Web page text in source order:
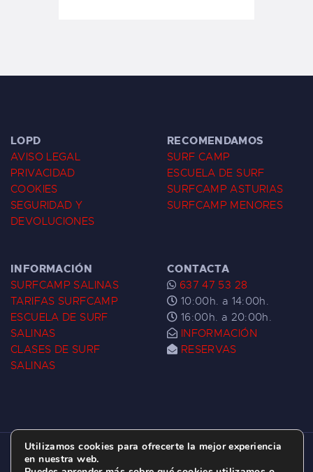
LOPD
AVISO LEGAL
PRIVACIDAD
COOKIES
SEGURIDAD Y
DEVOLUCIONES
RECOMENDAMOS
SURF CAMP
ESCUELA DE SURF
SURFCAMP ASTURIAS
SURFCAMP MENORES
INFORMACIÓN
SURFCAMP SALINAS
TARIFAS SURFCAMP
ESCUELA DE SURF
SALINAS
CLASES DE SURF
SALINAS
CONTACTA
637 47 53 28
10:00h. a 14:00h.
16:00h. a 20:00h.
INFORMACIÓN
RESERVAS
ESCUELA DE SURF LAS DUNAS ©
2026.
Utilizamos cookies para ofrecerte la mejor experiencia
en nuestra web.